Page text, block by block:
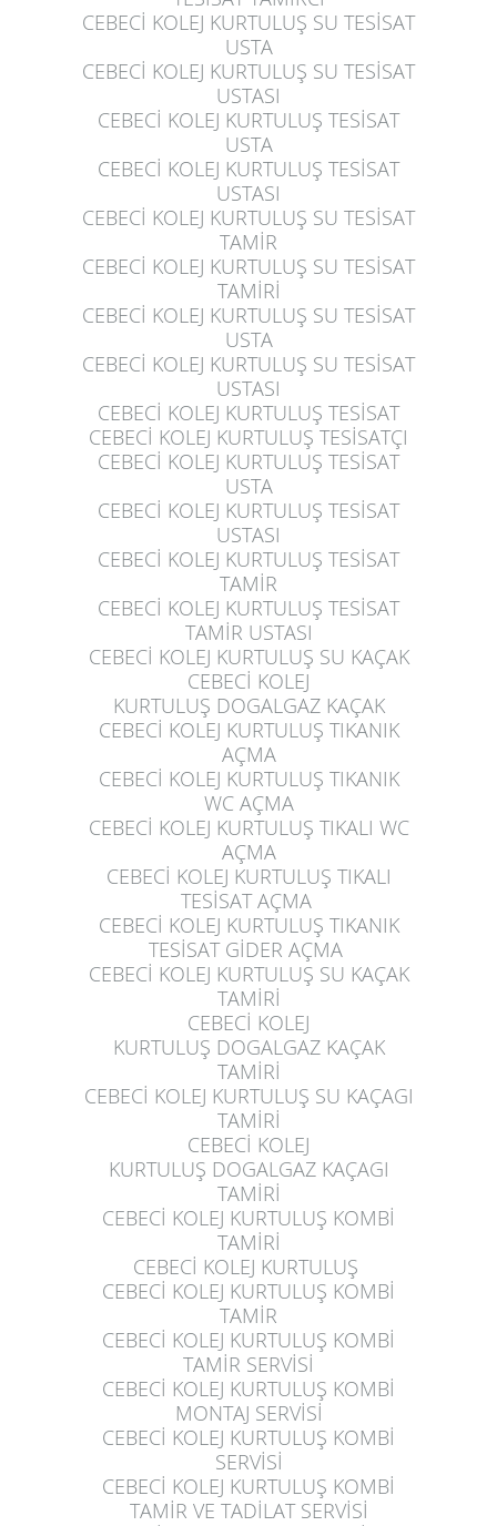
CEBECİ KOLEJ KURTULUŞ SU TESİSAT
USTA
CEBECİ KOLEJ KURTULUŞ SU TESİSAT
USTASI
CEBECİ KOLEJ KURTULUŞ TESİSAT
USTA
CEBECİ KOLEJ KURTULUŞ TESİSAT
USTASI
CEBECİ KOLEJ KURTULUŞ SU TESİSAT
TAMİR
CEBECİ KOLEJ KURTULUŞ SU TESİSAT
TAMİRİ
CEBECİ KOLEJ KURTULUŞ SU TESİSAT
USTA
CEBECİ KOLEJ KURTULUŞ SU TESİSAT
USTASI
CEBECİ KOLEJ KURTULUŞ TESİSAT
CEBECİ KOLEJ KURTULUŞ TESİSATÇI
CEBECİ KOLEJ KURTULUŞ TESİSAT
USTA
CEBECİ KOLEJ KURTULUŞ TESİSAT
USTASI
CEBECİ KOLEJ KURTULUŞ TESİSAT
TAMİR
CEBECİ KOLEJ KURTULUŞ TESİSAT
TAMİR USTASI
CEBECİ KOLEJ KURTULUŞ SU KAÇAK
CEBECİ KOLEJ
KURTULUŞ DOGALGAZ KAÇAK
CEBECİ KOLEJ KURTULUŞ TIKANIK
AÇMA
CEBECİ KOLEJ KURTULUŞ TIKANIK
WC AÇMA
CEBECİ KOLEJ KURTULUŞ TIKALI WC
AÇMA
CEBECİ KOLEJ KURTULUŞ TIKALI
TESİSAT AÇMA
CEBECİ KOLEJ KURTULUŞ TIKANIK
TESİSAT GİDER AÇMA
CEBECİ KOLEJ KURTULUŞ SU KAÇAK
TAMİRİ
CEBECİ KOLEJ
KURTULUŞ DOGALGAZ KAÇAK
TAMİRİ
CEBECİ KOLEJ KURTULUŞ SU KAÇAGI
TAMİRİ
CEBECİ KOLEJ
KURTULUŞ DOGALGAZ KAÇAGI
TAMİRİ
CEBECİ KOLEJ KURTULUŞ KOMBİ
TAMİRİ
CEBECİ KOLEJ KURTULUŞ
CEBECİ KOLEJ KURTULUŞ KOMBİ
TAMİR
CEBECİ KOLEJ KURTULUŞ KOMBİ
TAMİR SERVİSİ
CEBECİ KOLEJ KURTULUŞ KOMBİ
MONTAJ SERVİSİ
CEBECİ KOLEJ KURTULUŞ KOMBİ
SERVİSİ
CEBECİ KOLEJ KURTULUŞ KOMBİ
TAMİR VE TADİLAT SERVİSİ